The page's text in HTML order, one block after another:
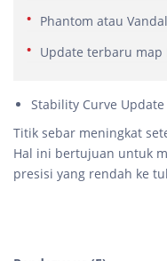
Phantom atau
Update terbaru map
Stability Curve Update
Titik sebar meningkat
Hal ini bertujuan untuk
presisi yang rendah ke